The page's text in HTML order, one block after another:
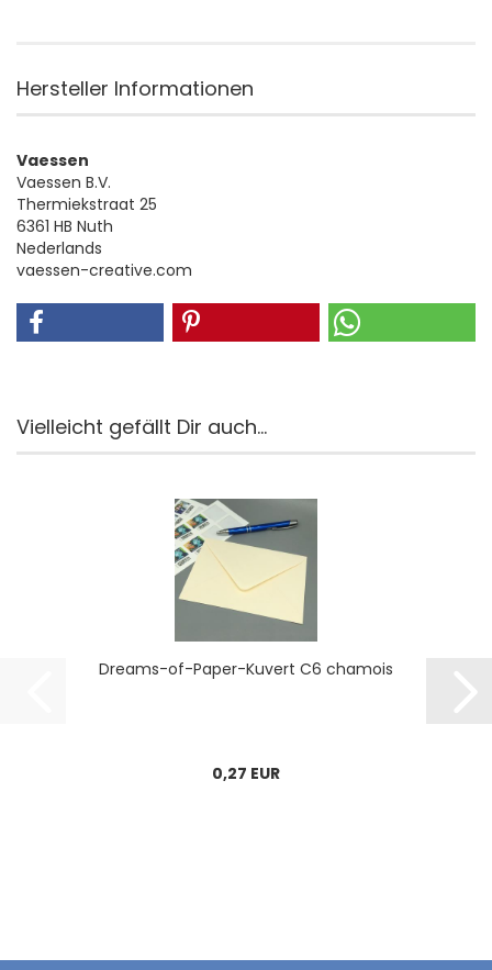
Hersteller Informationen
Vaessen
Vaessen B.V.
Thermiekstraat 25
6361 HB Nuth
Nederlands
vaessen-creative.com
Vielleicht gefällt Dir auch...
Dreams-​​of-​Paper-Kuvert C6 cha­mois
0,27 EUR